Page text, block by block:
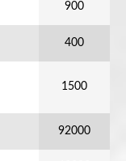
900
400
1500
92000